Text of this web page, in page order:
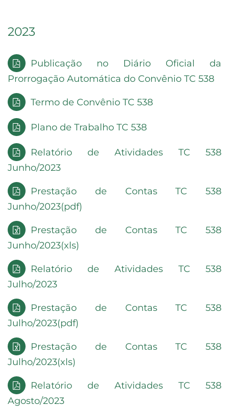
2023
Publicação no Diário Oficial da
Prorrogação Automática do Convênio TC 538
Termo de Convênio TC 538
Plano de Trabalho TC 538
Relatório de Atividades TC 538
Junho/2023
Prestação de Contas TC 538
Junho/2023(pdf)
Prestação de Contas TC 538
Junho/2023(xls)
Relatório de Atividades TC 538
Julho/2023
Prestação de Contas TC 538
Julho/2023(pdf)
Prestação de Contas TC 538
Julho/2023(xls)
Relatório de Atividades TC 538
Agosto/2023